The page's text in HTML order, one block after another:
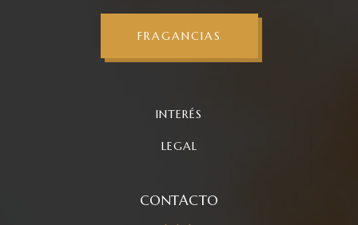
FRAGANCIAS
INTERÉS
LEGAL
CONTACTO